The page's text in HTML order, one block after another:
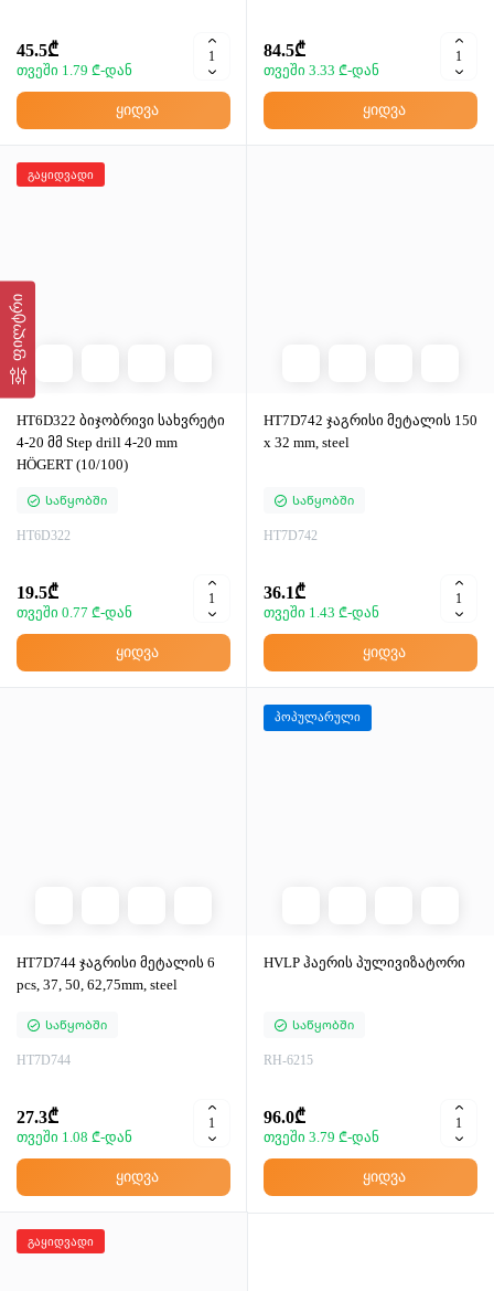
ფილტრი
45.5₾
თვეში 1.79 ₾-დან
ყიდვა
84.5₾
თვეში 3.33 ₾-დან
ყიდვა
გაყიდვადი
HT6D322 ბიჯობრივი სახვრეტი
4-20 მმ Step drill 4-20 mm
HÖGERT (10/100)
Საწყობში
HT6D322
19.5₾
თვეში 0.77 ₾-დან
ყიდვა
HT7D742 ჯაგრისი მეტალის 150
x 32 mm, steel
Საწყობში
HT7D742
36.1₾
თვეში 1.43 ₾-დან
ყიდვა
HT7D744 ჯაგრისი მეტალის 6
pcs, 37, 50, 62,75mm, steel
Საწყობში
HT7D744
27.3₾
თვეში 1.08 ₾-დან
ყიდვა
პოპულარული
HVLP ჰაერის პულივიზატორი
Საწყობში
RH-6215
96.0₾
თვეში 3.79 ₾-დან
ყიდვა
გაყიდვადი